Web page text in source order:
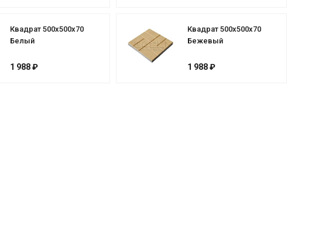
Квадрат 500х500х70
Белый
1 988 ₽
Квадрат 500х500х70
Бежевый
1 988 ₽